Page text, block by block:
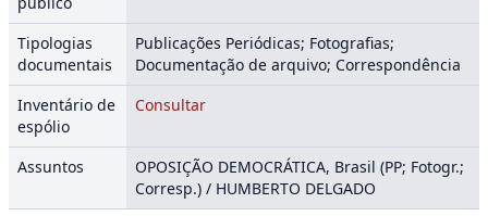
Tipologias
documentais
Publicações Periódicas; Fotografias;
Documentação de arquivo; Correspondência
Inventário de
espólio
Consultar
Assuntos
OPOSIÇÃO DEMOCRÁTICA, Brasil (PP; Fotogr.;
Corresp.) / HUMBERTO DELGADO